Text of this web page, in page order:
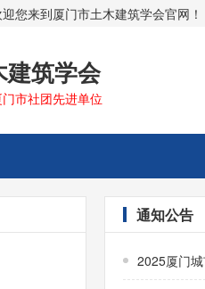
您来到厦门市土木建筑学会官网！
建筑学会
市社团先进单位
通知公告
2025厦门